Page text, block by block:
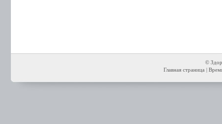
©
Главная страница|